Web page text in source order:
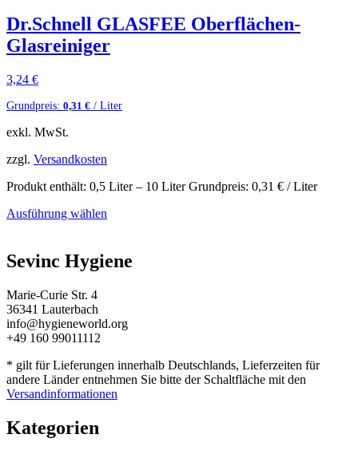
Dr.Schnell GLASFEE Oberflächen-
Glasreiniger
3,24 €
Grundpreis: 0,31 € / Liter
exkl. MwSt.
zzgl. Versandkosten
Produkt enthält: 0,5 Liter– 10 LiterGrundpreis: 0,31 € / Liter
Ausführung wählen
Sevinc Hygiene
Marie-Curie Str. 4
36341 Lauterbach
info@hygieneworld.org
+49 160 99011112
* gilt für Lieferungen innerhalb Deutschlands, Lieferzeiten für
andere Länder entnehmen Sie bitte der Schaltfläche mit den
Versandinformationen
Kategorien